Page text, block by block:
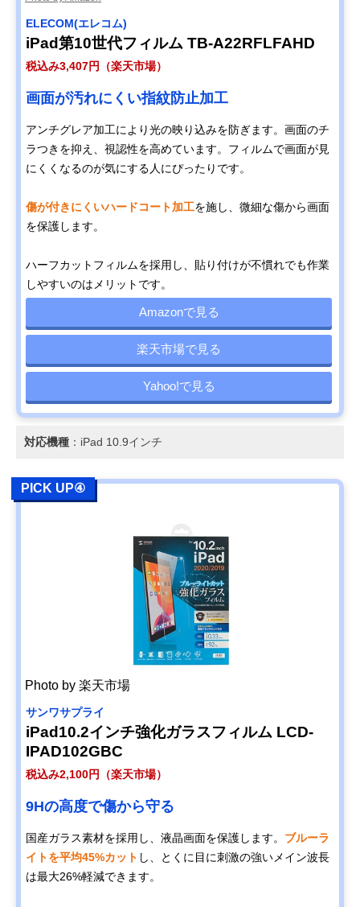
ELECOM(エレコム)
iPad第10世代フィルム TB-A22RFLFAHD
税込み3,407円（楽天市場）
画面が汚れにくい指紋防止加工
アンチグレア加工により光の映り込みを防ぎます。画面のチ
ラつきを抑え、視認性を高めています。フィルムで画面が見
にくくなるのが気にする人にぴったりです。
傷が付きにくいハードコート加工を施し、微細な傷から画面
を保護します。
ハーフカットフィルムを採用し、貼り付けが不慣れでも作業
しやすいのはメリットです。
Amazonで見る
楽天市場で見る
Yahoo!で見る
対応機種 ：iPad 10.9インチ
PICK UP④
Photo by 楽天市場
サンワサプライ
iPad10.2インチ強化ガラスフィルム LCD-
IPAD102GBC
税込み2,100円（楽天市場）
9Hの高度で傷から守る
国産ガラス素材を採用し、液晶画面を保護します。 ブルーラ
イトを平均45%カット し、とくに目に刺激の強いメイン波長
は最大26%軽減できます。